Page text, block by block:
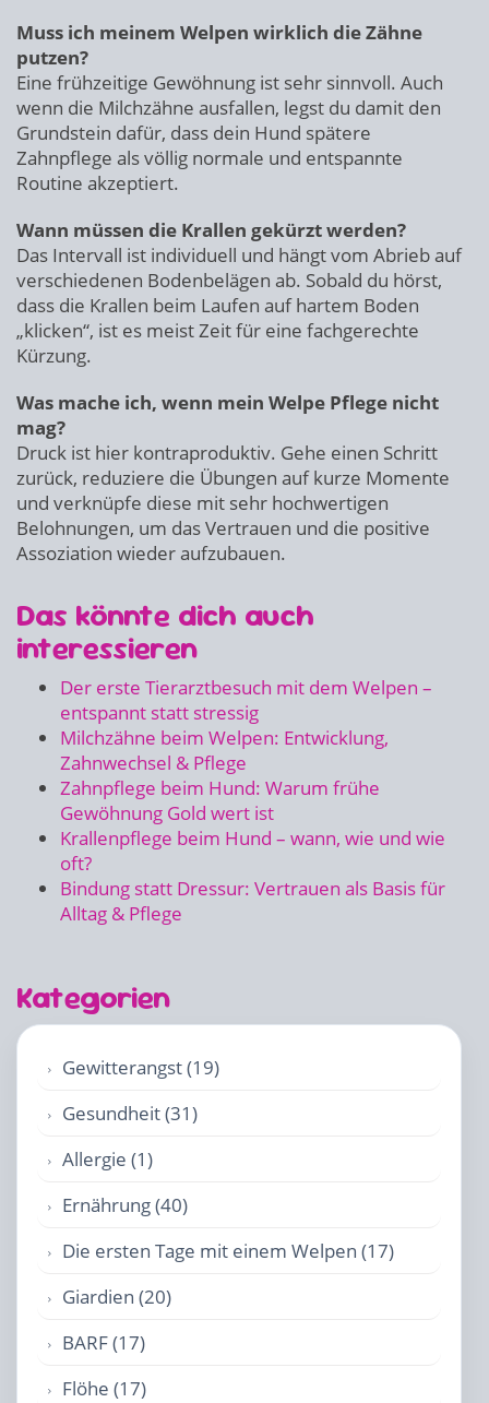
Muss ich meinem Welpen wirklich die Zähne
putzen?
Eine frühzeitige Gewöhnung ist sehr sinnvoll. Auch
wenn die Milchzähne ausfallen, legst du damit den
Grundstein dafür, dass dein Hund spätere
Zahnpflege als völlig normale und entspannte
Routine akzeptiert.
Wann müssen die Krallen gekürzt werden?
Das Intervall ist individuell und hängt vom Abrieb auf
verschiedenen Bodenbelägen ab. Sobald du hörst,
dass die Krallen beim Laufen auf hartem Boden
„klicken“, ist es meist Zeit für eine fachgerechte
Kürzung.
Was mache ich, wenn mein Welpe Pflege nicht
mag?
Druck ist hier kontraproduktiv. Gehe einen Schritt
zurück, reduziere die Übungen auf kurze Momente
und verknüpfe diese mit sehr hochwertigen
Belohnungen, um das Vertrauen und die positive
Assoziation wieder aufzubauen.
Das könnte dich auch
interessieren
Der erste Tierarztbesuch mit dem Welpen –
entspannt statt stressig
Milchzähne beim Welpen: Entwicklung,
Zahnwechsel & Pflege
Zahnpflege beim Hund: Warum frühe
Gewöhnung Gold wert ist
Krallenpflege beim Hund – wann, wie und wie
oft?
Bindung statt Dressur: Vertrauen als Basis für
Alltag & Pflege
Kategorien
Gewitterangst (19)
Gesundheit (31)
Allergie (1)
Ernährung (40)
Die ersten Tage mit einem Welpen (17)
Giardien (20)
BARF (17)
Flöhe (17)